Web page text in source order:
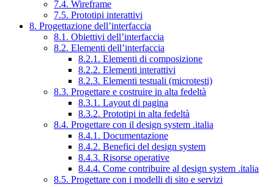
7.4. Wireframe
7.5. Prototipi interattivi
8. Progettazione dell’interfaccia
8.1. Obiettivi dell’interfaccia
8.2. Elementi dell’interfaccia
8.2.1. Elementi di composizione
8.2.2. Elementi interattivi
8.2.3. Elementi testuali (microtesti)
8.3. Progettare e costruire in alta fedeltà
8.3.1. Layout di pagina
8.3.2. Prototipi in alta fedeltà
8.4. Progettare con il design system .italia
8.4.1. Documentazione
8.4.2. Benefici del design system
8.4.3. Risorse operative
8.4.4. Come contribuire al design system .italia
8.5. Progettare con i modelli di sito e servizi